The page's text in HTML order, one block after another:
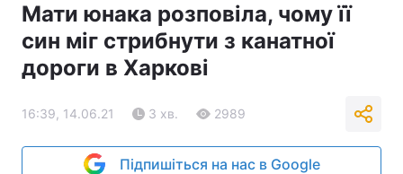
Мати юнака розповіла, чому її
син міг стрибнути з канатної
дороги в Харкові
16:39, 14.06.21 3 хв. 2989
Підпишіться на нас в Google